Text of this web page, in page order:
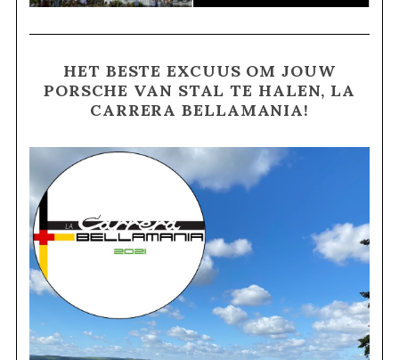
HET BESTE EXCUUS OM JOUW
PORSCHE VAN STAL TE HALEN, LA
CARRERA BELLAMANIA!